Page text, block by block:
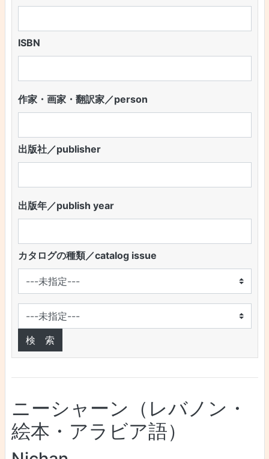
ISBN
作家・画家・翻訳家／person
出版社／publisher
出版年／publish year
カタログの種類／catalog issue
ニーシャーン（レバノン・
絵本・アラビア語）